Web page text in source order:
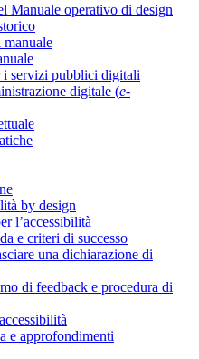
Manuale operativo di design
manuale
i servizi pubblici digitali
digitale (e-
by design
l’accessibilità
e criteri di successo
una dichiarazione di
di feedback e procedura di
e approfondimenti